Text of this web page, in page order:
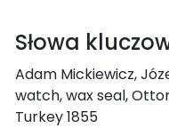
Słowa
Adam Mickiewicz,
watch, wax seal,
Turkey 1855